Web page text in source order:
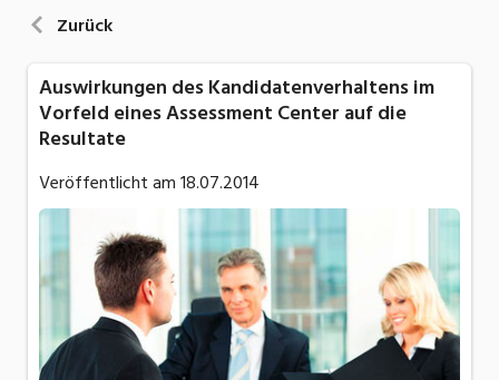
Zurück
Auswirkungen des Kandidatenverhaltens im
Vorfeld eines Assessment Center auf die
Resultate
Veröffentlicht am18.07.2014